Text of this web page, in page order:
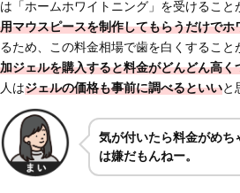
は「ホームホワイトニング」を受けるこ
用マウスピースを制作してもらうだけでホ
るため、この料金相場で歯を白くすること
加ジェルを購入すると料金がどんどん高く
人はジェルの価格も事前に調べるといいと
気が付いたら料金がめち
は嫌だもんねー。